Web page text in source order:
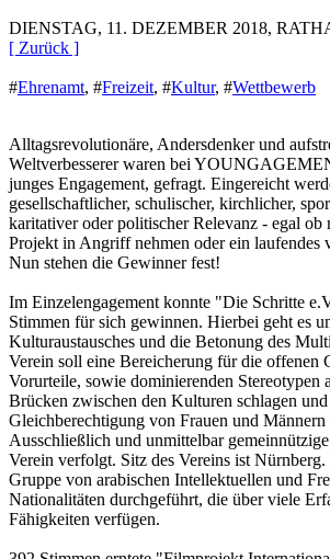
DIENSTAG, 11. DEZEMBER 2018,
[ Zurück ]
#Ehrenamt, #Freizeit, #Kultur, #Wettbewerb
Alltagsrevolutionäre, Andersdenker und
Weltverbesserer waren bei
junges Engagement, gefragt. Eingereicht
gesellschaftlicher, schulischer, kirchlicher,
karitativer oder politischer Relevanz - egal ob
Projekt in Angriff nehmen oder ein laufendes
Nun stehen die Gewinner fest!
Im Einzelengagement konnte "Die Schritte
Stimmen für sich gewinnen. Hierbei geht es
Kulturaustausches und die Betonung des
Verein soll eine Bereicherung für die offenen
Vorurteile, sowie dominierenden Stereotypen
Brücken zwischen den Kulturen schlagen
Gleichberechtigung von Frauen und Männern
Ausschließlich und unmittelbar
Verein verfolgt. Sitz des Vereins ist
Gruppe von arabischen Intellektuellen und
Nationalitäten durchgeführt, die über viele
Fähigkeiten verfügen.